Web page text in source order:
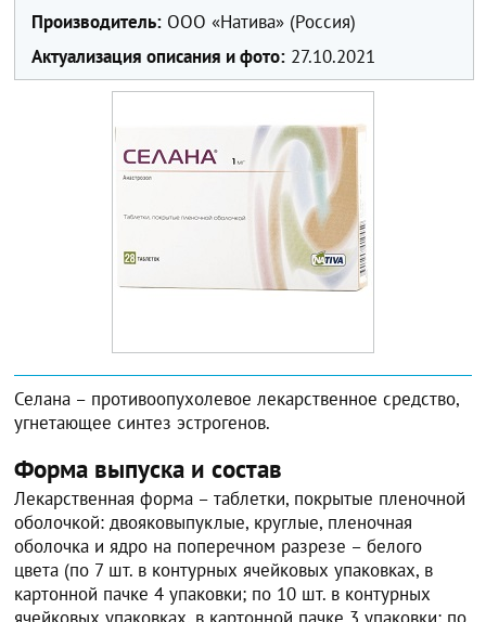
Производитель: ООО «Натива» (Россия)
Актуализация описания и фото: 27.10.2021
Селана – противоопухолевое лекарственное средство,
угнетающее синтез эстрогенов.
Форма выпуска и состав
Лекарственная форма – таблетки, покрытые пленочной
оболочкой: двояковыпуклые, круглые, пленочная
оболочка и ядро на поперечном разрезе – белого
цвета (по 7 шт. в контурных ячейковых упаковках, в
картонной пачке 4 упаковки; по 10 шт. в контурных